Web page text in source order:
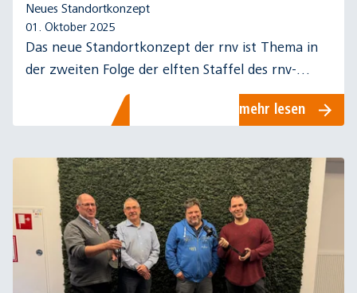
Neues Standortkonzept
01. Oktober 2025
Das neue Standortkonzept der rnv ist Thema in
der zweiten Folge der elften Staffel des rnv-
Podcasts "verkehr(t) verhör(t)".
mehr lesen